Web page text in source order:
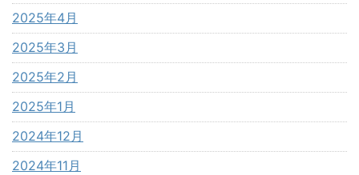
2025年4月
2025年3月
2025年2月
2025年1月
2024年12月
2024年11月